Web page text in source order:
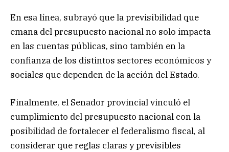
En esa línea, subrayó que la previsibilidad que
emana del presupuesto nacional no solo impacta
en las cuentas públicas, sino también en la
confianza de los distintos sectores económicos y
sociales que dependen de la acción del Estado.
Finalmente, el Senador provincial vinculó el
cumplimiento del presupuesto nacional con la
posibilidad de fortalecer el federalismo fiscal, al
considerar que reglas claras y previsibles